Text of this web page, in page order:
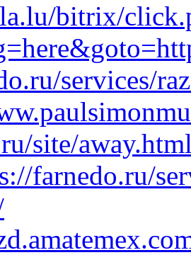
bitrix/
services/
site/
farnedo.ru/